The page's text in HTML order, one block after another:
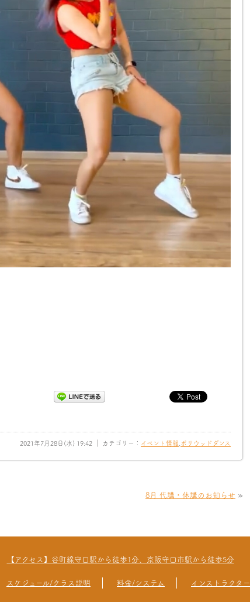
2021年7月28日(水) 19:42 ｜ カテゴリー： イベント情報 ボリウッドダンス
8月 代講・休講のお知らせ »
【アクセス】谷町線守口駅から徒歩1分、京阪守口市駅から徒歩5分
スケジュール/クラス説明 料金/システム インストラクター